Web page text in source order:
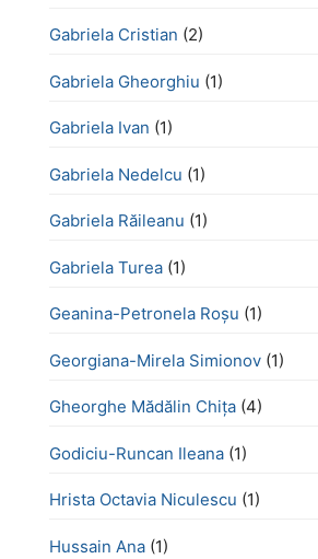
Gabriela Cristian (2)
Gabriela Gheorghiu (1)
Gabriela Ivan (1)
Gabriela Nedelcu (1)
Gabriela Răileanu (1)
Gabriela Turea (1)
Geanina-Petronela Roșu (1)
Georgiana-Mirela Simionov (1)
Gheorghe Mădălin Chiţa (4)
Godiciu-Runcan Ileana (1)
Hrista Octavia Niculescu (1)
Hussain Ana (1)